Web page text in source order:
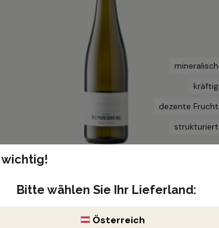
mineralisch
kräftig
dezente Frucht
strukturiert
€ 69,70 € 82,00
(€ 92,93 / 1 Liter)
Bitte wählen Sie Ihr Lieferland:
Österreich